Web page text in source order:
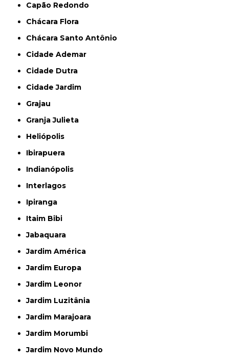
Capão Redondo
Chácara Flora
Chácara Santo Antônio
Cidade Ademar
Cidade Dutra
Cidade Jardim
Grajau
Granja Julieta
Heliópolis
Ibirapuera
Indianópolis
Interlagos
Ipiranga
Itaim Bibi
Jabaquara
Jardim América
Jardim Europa
Jardim Leonor
Jardim Luzitânia
Jardim Marajoara
Jardim Morumbi
Jardim Novo Mundo